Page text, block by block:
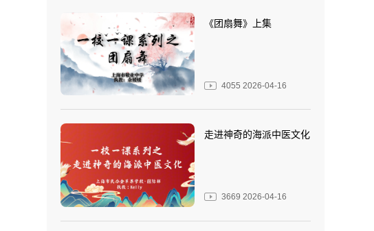
《团扇舞》上集
4055 2026-04-16
走进神奇的海派中医文化
3669 2026-04-16